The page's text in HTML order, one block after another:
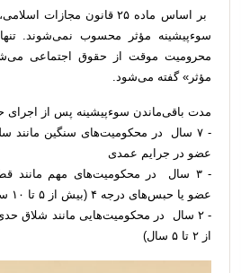
بر اساس ماده ۲۵ قانون
سوءپیشینه مؤثر محسوب نمی‌شوند.
محرومیت موقت از حقوق اجتماعی
مؤثر» گفته می‌شود.
مدت باقی‌ماندن سوءپیشینه پس از
- ۷ سال در محکومیت‌های سنگین مانند
عضو در جرایم عمدی
- ۳ سال در محکومیت‌های مهم
عضو یا حبس‌های درجه ۴ (بیش از ۵ تا ۱۰ سال)
از ۲ تا ۵ سال)